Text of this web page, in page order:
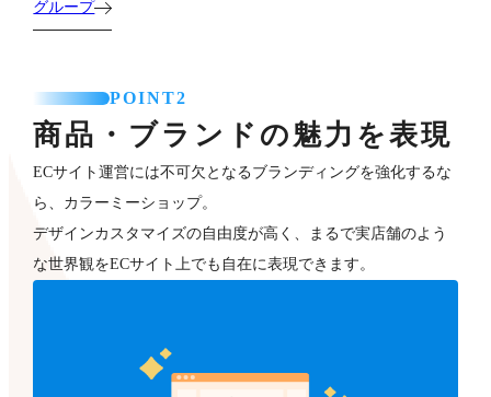
商品・ブランドの魅力を表現
ECサイト運営には不可欠となるブランディングを強化するな
ら、カラーミーショップ。
デザインカスタマイズの自由度が高く、まるで実店舗のよう
な世界観をECサイト上でも自在に表現できます。